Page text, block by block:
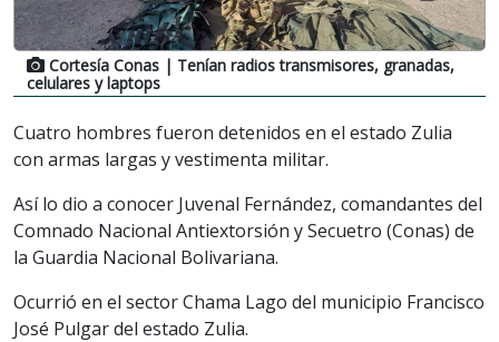
Cortesía Conas | Tenían radios transmisores, granadas,
celulares y laptops
Cuatro hombres fueron detenidos en el estado Zulia
con armas largas y vestimenta militar.
Así lo dio a conocer Juvenal Fernández, comandantes del
Comnado Nacional Antiextorsión y Secuetro (Conas) de
la Guardia Nacional Bolivariana.
Ocurrió en el sector Chama Lago del municipio Francisco
José Pulgar del estado Zulia.